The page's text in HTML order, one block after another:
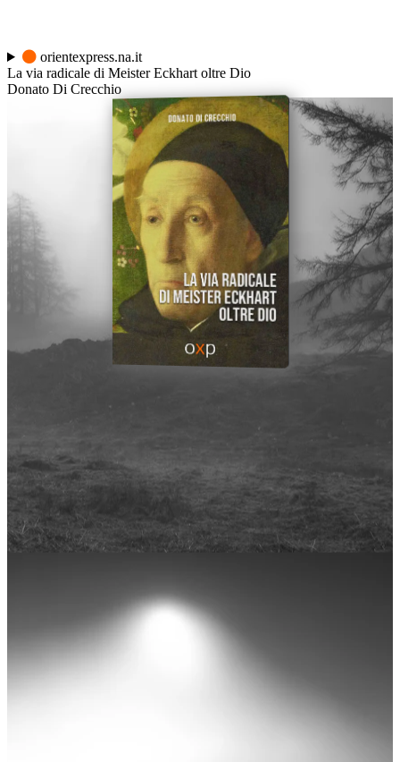
orientexpress.na.it
La via radicale di Meister Eckhart oltre Dio
Donato Di Crecchio